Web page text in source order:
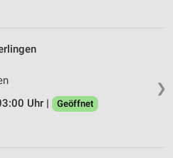
❯
Uhr |
Geöffnet